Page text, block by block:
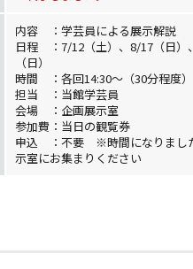
内容 ：学芸員による展示解説
日程 ：7/12（土）、8/17（日）
（日）
時間 ：各回14:30～（30分程度）
担当 ：当館学芸員
会場 ：企画展示室
参加費：当日の観覧券
申込 ：不要 ※時間になりまし
示室にお集まりください